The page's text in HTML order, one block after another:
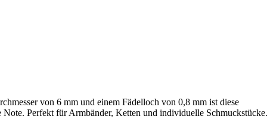
von 6 mm und einem Fädelloch von 0,8 mm ist diese
Perfekt für Armbänder, Ketten und individuelle Schmuckstücke.